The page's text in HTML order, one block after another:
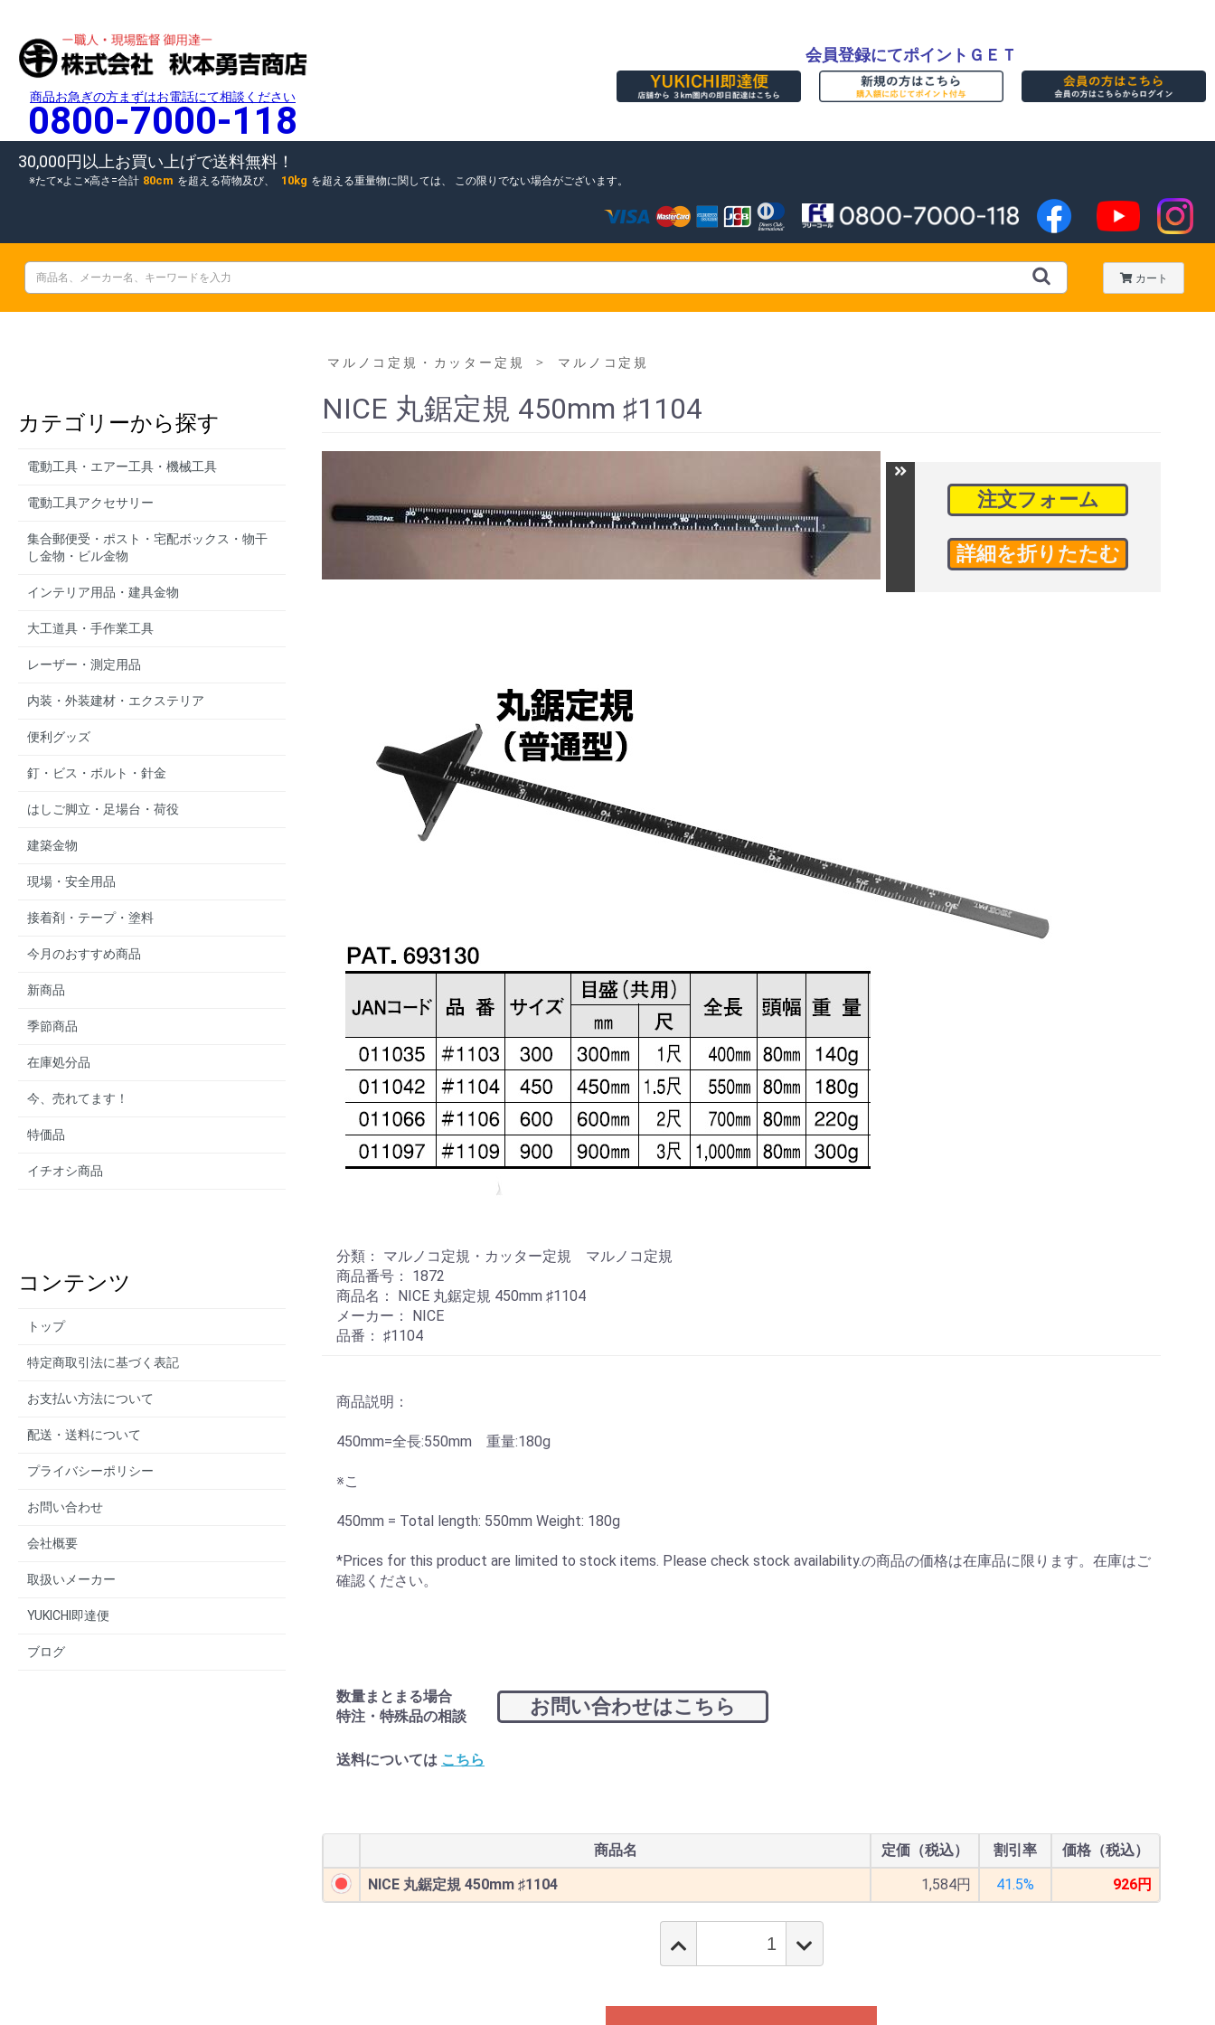
商品お急ぎの方まずはお電話にて相談ください
0800-7000-118
会員登録にてポイントＧＥＴ
30,000円以上お買い上げで送料無料！
たて×よこ×高さ=合計 80cm を超える荷物及び、 10kg を超える重量物に関しては、 この限りでない場合がございます。
カート
カテゴリーから探す
電動工具・エアー工具・機械工具
電動工具アクセサリー
集合郵便受・ポスト・宅配ボックス・物干
し金物・ビル金物
インテリア用品・建具金物
大工道具・手作業工具
レーザー・測定用品
内装・外装建材・エクステリア
便利グッズ
釘・ビス・ボルト・針金
はしご脚立・足場台・荷役
建築金物
現場・安全用品
接着剤・テープ・塗料
今月のおすすめ商品
新商品
季節商品
在庫処分品
今、売れてます！
特価品
イチオシ商品
コンテンツ
トップ
特定商取引法に基づく表記
お支払い方法について
配送・送料について
プライバシーポリシー
お問い合わせ
会社概要
取扱いメーカー
YUKICHI即達便
ブログ
マルノコ定規・カッター定規 ＞ マルノコ定規
NICE 丸鋸定規 450mm ♯1104
注文フォーム
分類： マルノコ定規・カッター定規 マルノコ定規
商品番号： 1872
商品名： NICE 丸鋸定規 450mm ♯1104
メーカー： NICE
品番： ♯1104
商品説明：
450mm=全長:550mm 重量:180g
※こ
450mm = Total length: 550mm Weight: 180g
*Prices for this product are limited to stock items. Please check stock availability.の商品の価格は在庫品に限ります。在庫はご
確認ください。
数量まとまる場合
特注・特殊品の相談
お問い合わせはこちら
送料については こちら
商品名 定価（税込） 割引率
価格（税込）
NICE 丸鋸定規 450mm ♯1104
1,584円 41.5% 926円